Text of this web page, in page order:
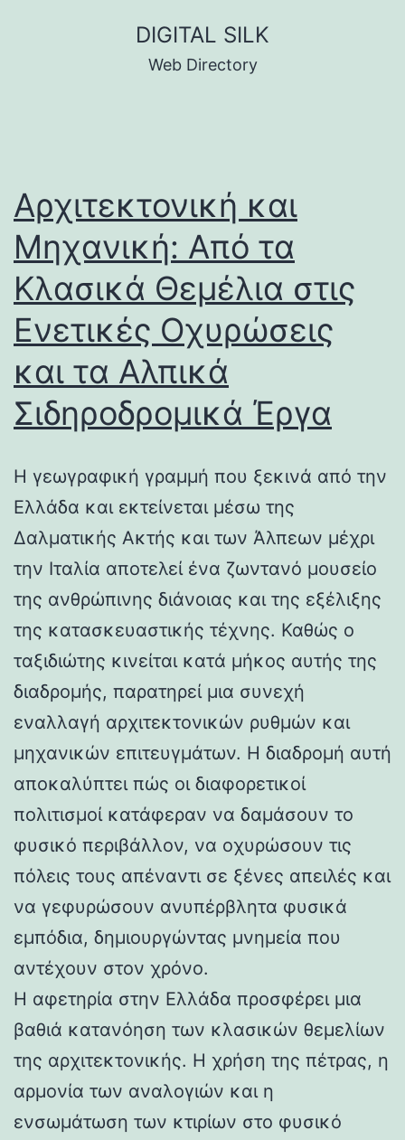
DIGITAL SILK
Web Directory
Αρχιτεκτονική και
Μηχανική: Από τα
Κλασικά Θεμέλια στις
Ενετικές Οχυρώσεις
και τα Αλπικά
Σιδηροδρομικά Έργα
Η γεωγραφική γραμμή που ξεκινά από την
Ελλάδα και εκτείνεται μέσω της
Δαλματικής Ακτής και των Άλπεων μέχρι
την Ιταλία αποτελεί ένα ζωντανό μουσείο
της ανθρώπινης διάνοιας και της εξέλιξης
της κατασκευαστικής τέχνης. Καθώς ο
ταξιδιώτης κινείται κατά μήκος αυτής της
διαδρομής, παρατηρεί μια συνεχή
εναλλαγή αρχιτεκτονικών ρυθμών και
μηχανικών επιτευγμάτων. Η διαδρομή αυτή
αποκαλύπτει πώς οι διαφορετικοί
πολιτισμοί κατάφεραν να δαμάσουν το
φυσικό περιβάλλον, να οχυρώσουν τις
πόλεις τους απέναντι σε ξένες απειλές και
να γεφυρώσουν ανυπέρβλητα φυσικά
εμπόδια, δημιουργώντας μνημεία που
αντέχουν στον χρόνο.
Η αφετηρία στην Ελλάδα προσφέρει μια
βαθιά κατανόηση των κλασικών θεμελίων
της αρχιτεκτονικής. Η χρήση της πέτρας, η
αρμονία των αναλογιών και η
ενσωμάτωση των κτιρίων στο φυσικό